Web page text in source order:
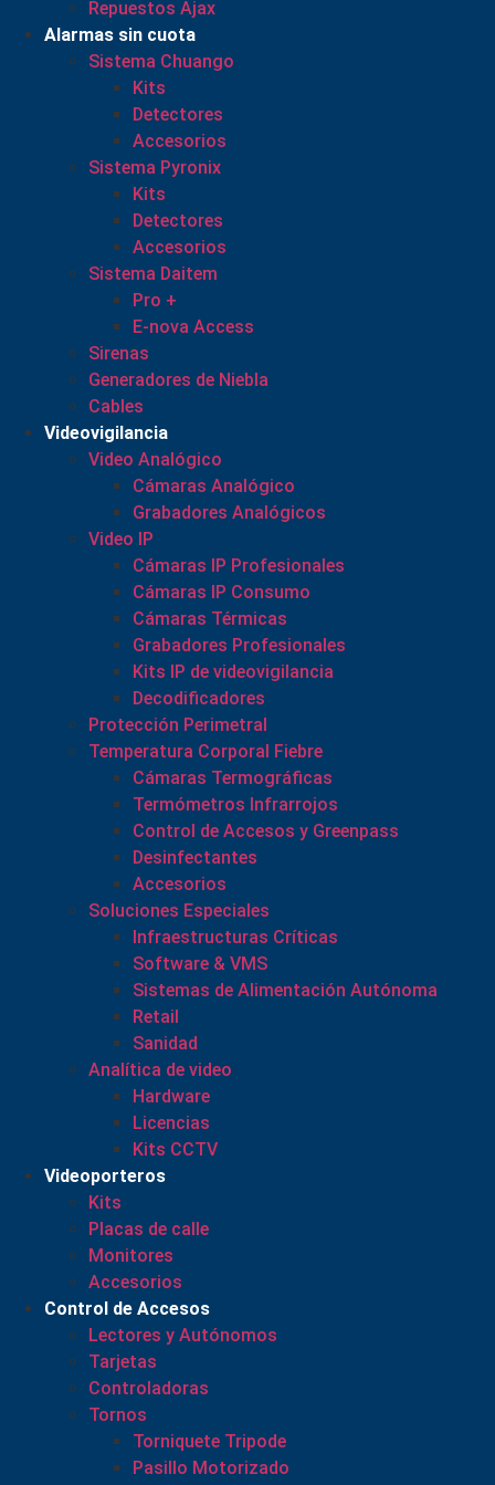
Repuestos Ajax
Alarmas sin cuota
Sistema Chuango
Kits
Detectores
Accesorios
Sistema Pyronix
Kits
Detectores
Accesorios
Sistema Daitem
Pro +
E-nova Access
Sirenas
Generadores de Niebla
Cables
Videovigilancia
Video Analógico
Cámaras Analógico
Grabadores Analógicos
Video IP
Cámaras IP Profesionales
Cámaras IP Consumo
Cámaras Térmicas
Grabadores Profesionales
Kits IP de videovigilancia
Decodificadores
Protección Perimetral
Temperatura Corporal Fiebre
Cámaras Termográficas
Termómetros Infrarrojos
Control de Accesos y Greenpass
Desinfectantes
Accesorios
Soluciones Especiales
Infraestructuras Críticas
Software & VMS
Sistemas de Alimentación Autónoma
Retail
Sanidad
Analítica de video
Hardware
Licencias
Kits CCTV
Videoporteros
Kits
Placas de calle
Monitores
Accesorios
Control de Accesos
Lectores y Autónomos
Tarjetas
Controladoras
Tornos
Torniquete Tripode
Pasillo Motorizado